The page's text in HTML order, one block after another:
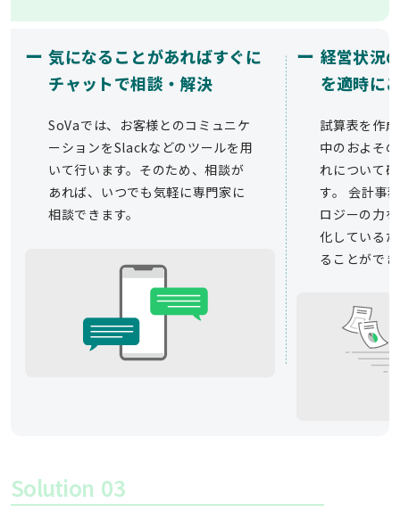
ー 気になることがあればすぐに
チャットで相談・解決
SoVaでは、お客様とのコミュニケ
ーションをSlackなどのツールを用
いて行います。そのため、相談が
あれば、いつでも気軽に専門家に
相談できます。
ー 経営状況
を適時に
試算表を作
中のおよそ
れについて
す。 会計事
ロジーの力
化している
ることがで
Solution 03